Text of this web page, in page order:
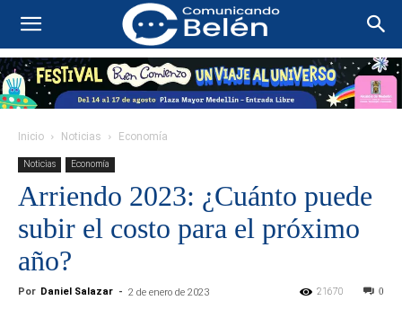
Inicio Noticias Economía
Noticias Economía
Arriendo 2023: ¿Cuánto puede
subir el costo para el próximo
año?
Por Daniel Salazar - 2 de enero de 2023 0
21670